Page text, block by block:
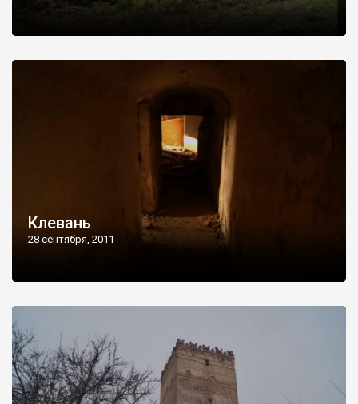
Клевань
28 сентября, 2011